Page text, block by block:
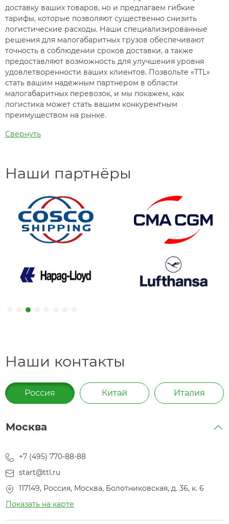
доставку ваших товаров, но и предлагаем гибкие
тарифы, которые позволяют существенно снизить
логистические расходы. Наши специализированные
решения для малогабаритных грузов обеспечивают
точность в соблюдении сроков доставки, а также
предоставляют возможность для улучшения уровня
удовлетворенности ваших клиентов. Позвольте «TTL»
стать вашим надежным партнером в области
малогабаритных перевозок, и мы покажем, как
логистика может стать вашим конкурентным
преимуществом на рынке.
Свернуть
Наши партнёры
Наши контакты
Россия Китай Италия
Москва
+7 (495) 770-88-88
start@ttl.ru
117149, Россия, Москва, Болотниковская, д. 36, к. 6
Показать на карте